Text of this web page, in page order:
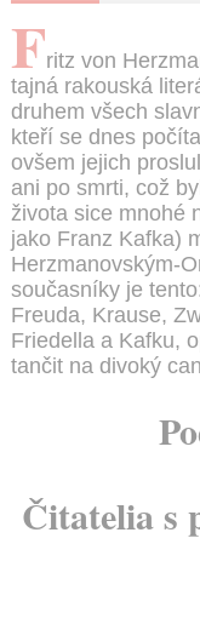
Fritz von
tajná rakouská
druhem všech
kteří se dnes
ovšem jejich
ani po smrti, což
života sice mnohé
jako Franz Kafka)
Herzmanovským-
současníky je
Freuda, Krause,
Friedella a Kafku,
tančit na divoký
Čitatelia s